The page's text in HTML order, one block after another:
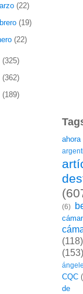
(22)
(19)
(22)
(325)
(362)
(189)
ahora
(6)
(118)
(153)
CQC
de